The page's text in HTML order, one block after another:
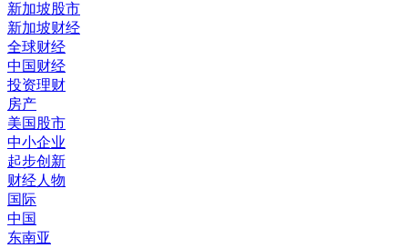
新加坡股市
新加坡财经
全球财经
中国财经
投资理财
房产
美国股市
中小企业
起步创新
财经人物
国际
中国
东南亚